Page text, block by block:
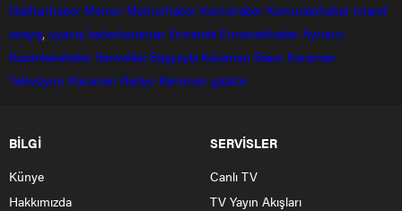
Nalıhanhaber Memur Memurhaber Kamuhaber Kamudanhaber imaret
asayiş, uyanış haberkaraman Ermenek Ermenekhaber Ayrancı
Kazımkarabekir Sarıveliler Başyayla Karaman Basın Karaman
Televizyon Karaman Radyo Karaman gazete
BİLGİ
Künye
Hakkımızda
SERVİSLER
Canlı TV
TV Yayın Akışları